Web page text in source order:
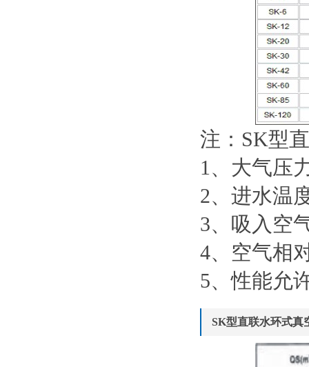
注：SK型
1、大气压
2、进水温
3、吸入空
4、空气相
5、性能允
SK型直联水环式真